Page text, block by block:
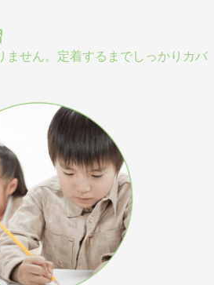
ません。定着するまでしっかりカバ